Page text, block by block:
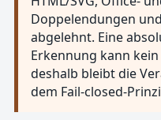
Doppelendungen
abgelehnt. Eine
Erkennung kann
deshalb bleibt die
dem Fail-closed-